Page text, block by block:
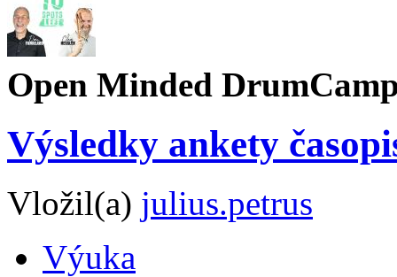
Open Minded
Výsledky ankety
Vložil(a) julius.petrus
Výuka